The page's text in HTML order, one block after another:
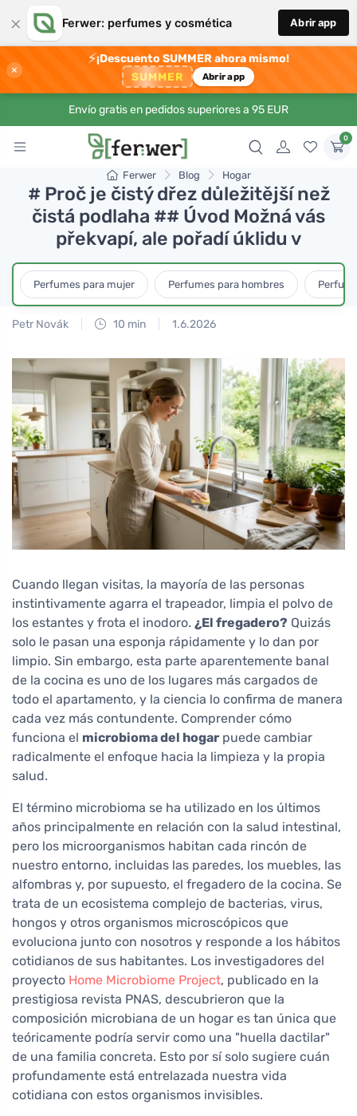
× Ferwer: perfumes y cosmética Abrir app
×
⚡¡Descuento SUMMER ahora mismo!
SUMMER Abrir app
Envío gratis en pedidos superiores a 95 EUR
0
Ferwer Blog Hogar
# Proč je čistý dřez důležitější než
čistá podlaha ## Úvod Možná vás
překvapí, ale pořadí úklidu v
Perfumes para mujer Perfumes para hombres
Petr Novák 10 min 1.6.2026
Cuando llegan visitas, la mayoría de las personas
instintivamente agarra el trapeador, limpia el polvo de
los estantes y frota el inodoro. ¿El fregadero? Quizás
solo le pasan una esponja rápidamente y lo dan por
limpio. Sin embargo, esta parte aparentemente banal
de la cocina es uno de los lugares más cargados de
todo el apartamento, y la ciencia lo confirma de manera
cada vez más contundente. Comprender cómo
funciona el microbioma del hogar puede cambiar
radicalmente el enfoque hacia la limpieza y la propia
salud.
El término microbioma se ha utilizado en los últimos
años principalmente en relación con la salud intestinal,
pero los microorganismos habitan cada rincón de
nuestro entorno, incluidas las paredes, los muebles, las
alfombras y, por supuesto, el fregadero de la cocina. Se
trata de un ecosistema complejo de bacterias, virus,
hongos y otros organismos microscópicos que
evoluciona junto con nosotros y responde a los hábitos
cotidianos de sus habitantes. Los investigadores del
proyecto Home Microbiome Project, publicado en la
prestigiosa revista PNAS, descubrieron que la
composición microbiana de un hogar es tan única que
teóricamente podría servir como una "huella dactilar"
de una familia concreta. Esto por sí solo sugiere cuán
profundamente está entrelazada nuestra vida
cotidiana con estos organismos invisibles.